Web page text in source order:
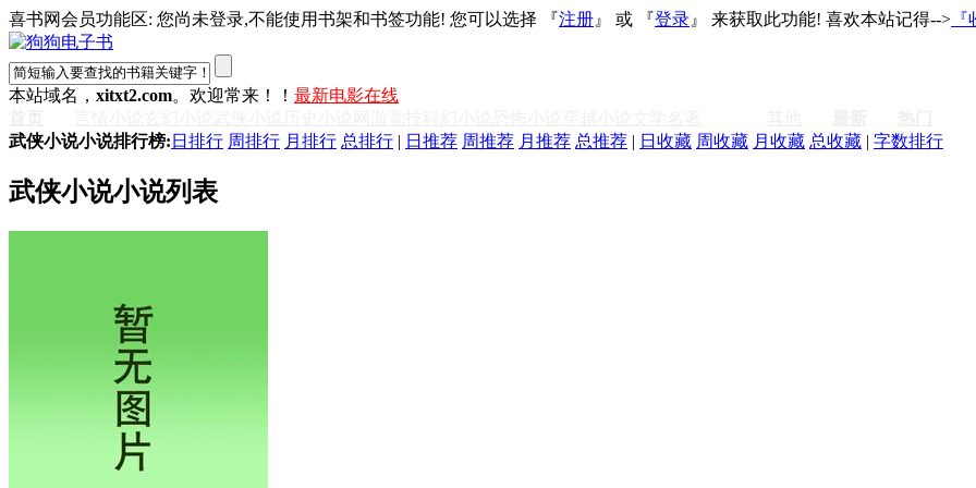
喜书网会员功能区: 您尚未登录,不能使用书架和书签功能! 您可以选择 『注册 』 或 『登录 』 来获取此功能! 喜欢本站记得-->
本站域名， xitxt2.com。欢迎常来！！ 最新电影在线
武侠小说小说排行榜: 日排行 周排行 月排行 总排行 | 日推荐 周推荐 月推荐 总推荐 | 日收藏 周收藏 月收藏 总收藏 | 字数排行
武侠小说小说列表